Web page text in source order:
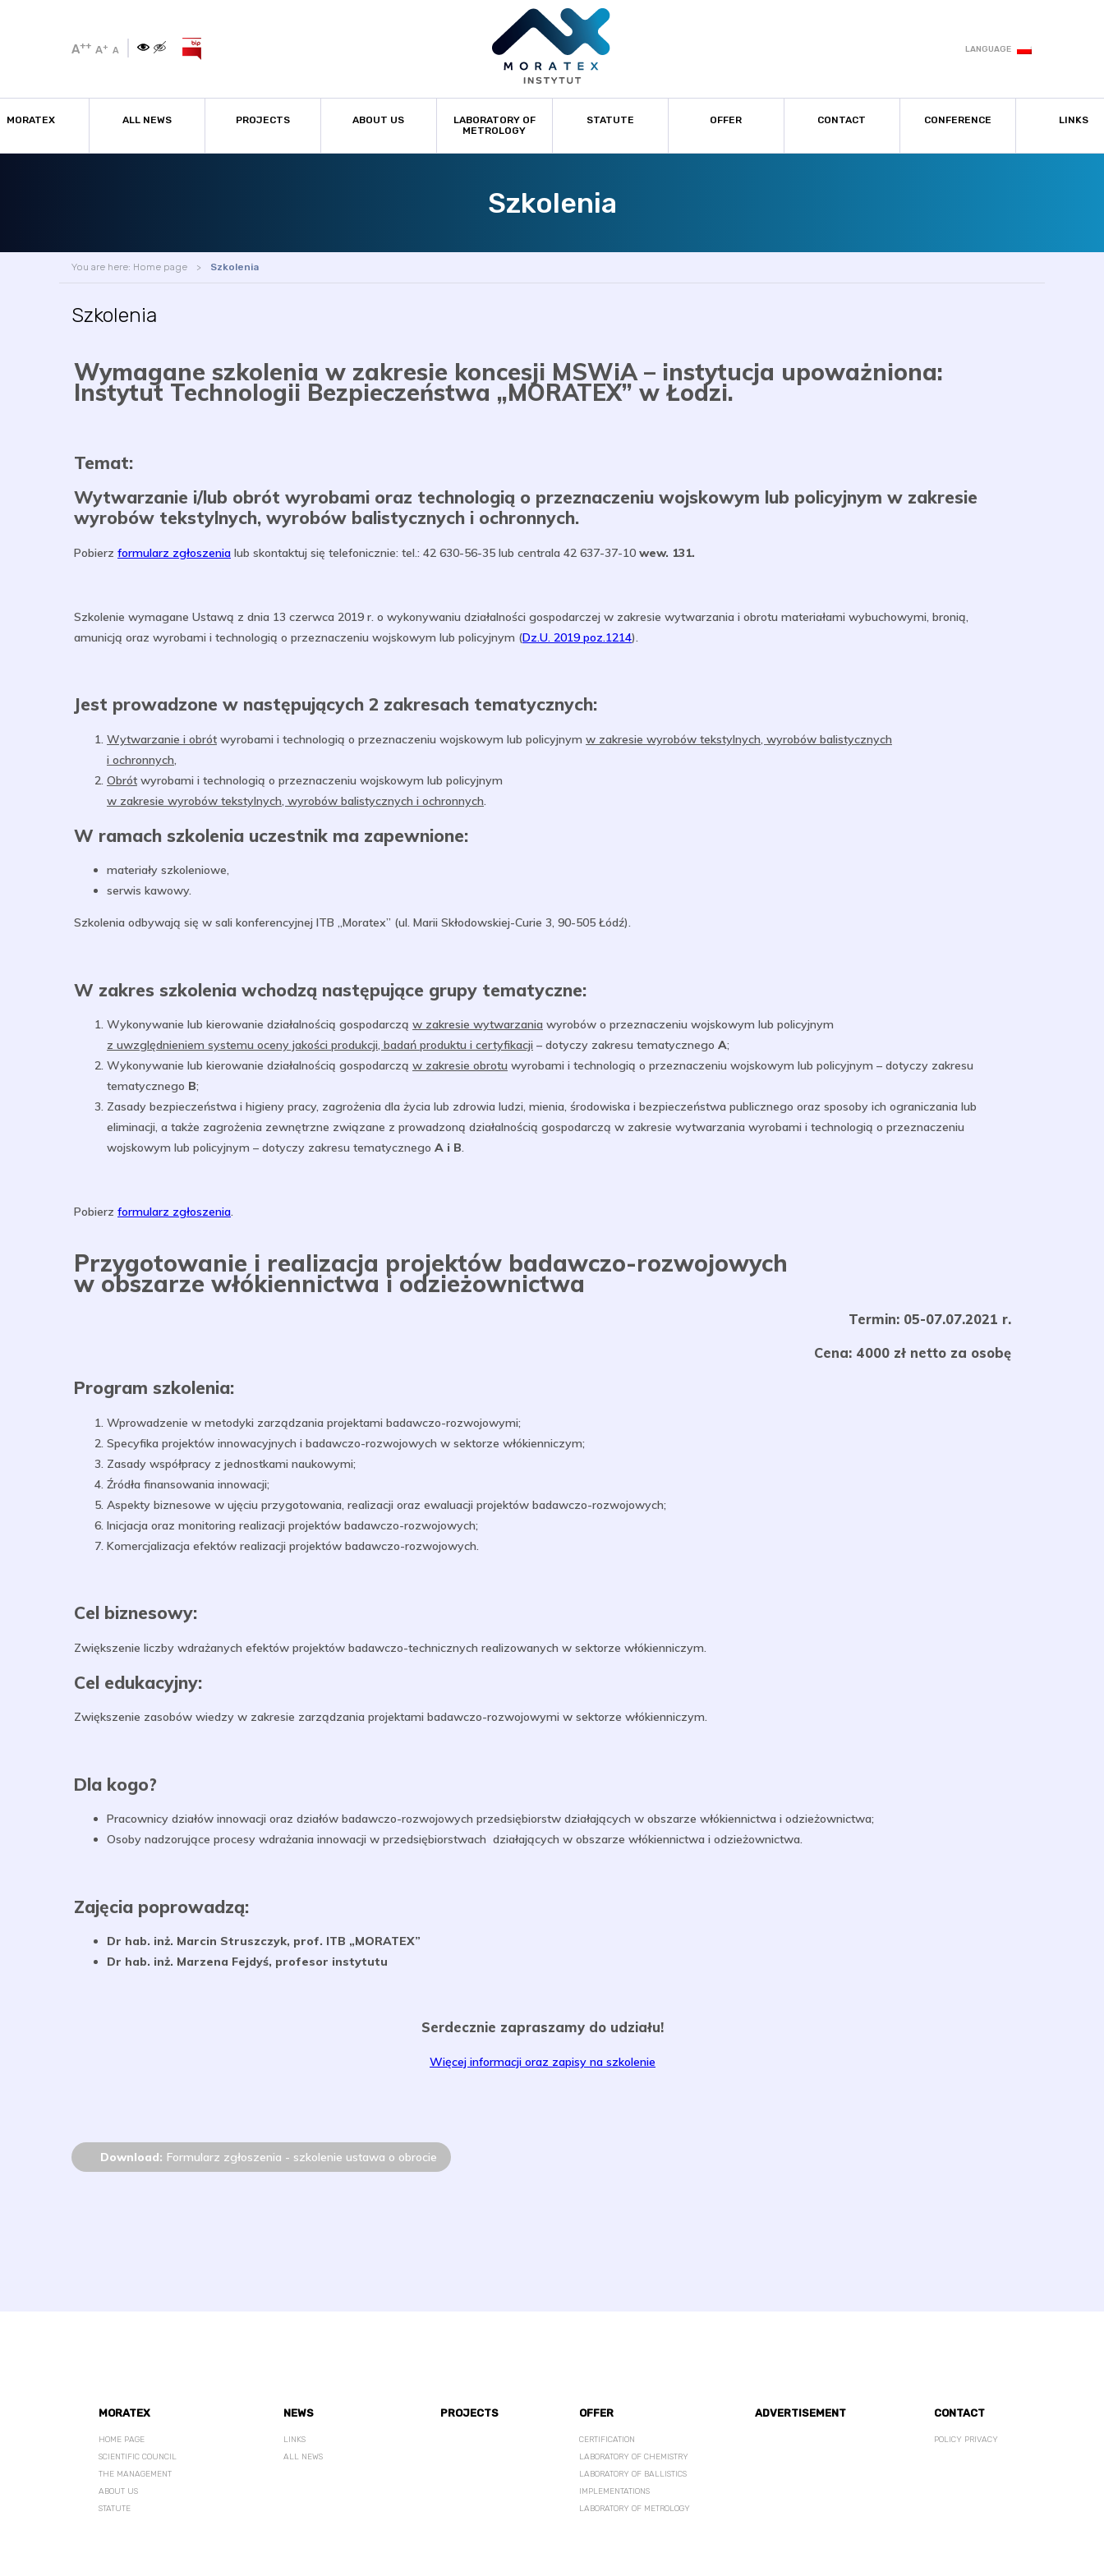
A++ A+ A LANGUAGE
MORATEX ALL NEWS PROJECTS ABOUT US
LABORATORY OF
METROLOGY
STATUTE OFFER CONTACT CONFERENCE LINKS
Szkolenia
You are here: Home page Szkolenia
Szkolenia
Wymagane szkolenia w zakresie koncesji MSWiA – instytucja upoważniona:
Instytut Technologii Bezpieczeństwa „MORATEX” w Łodzi.
Temat:
Wytwarzanie i/lub obrót wyrobami oraz technologią o przeznaczeniu wojskowym lub policyjnym w zakresie
wyrobów tekstylnych, wyrobów balistycznych i ochronnych.
Pobierz formularz zgłoszenia lub skontaktuj się telefonicznie: tel.: 42 630-56-35 lub centrala 42 637-37-10 wew. 131.
Szkolenie wymagane Ustawą z dnia 13 czerwca 2019 r. o wykonywaniu działalności gospodarczej w zakresie wytwarzania i obrotu materiałami wybuchowymi, bronią,
amunicją oraz wyrobami i technologią o przeznaczeniu wojskowym lub policyjnym (Dz.U. 2019 poz.1214).
Jest prowadzone w następujących 2 zakresach tematycznych:
Wytwarzanie i obrót wyrobami i technologią o przeznaczeniu wojskowym lub policyjnym w zakresie wyrobów tekstylnych, wyrobów balistycznych
i ochronnych,
Obrót wyrobami i technologią o przeznaczeniu wojskowym lub policyjnym
w zakresie wyrobów tekstylnych, wyrobów balistycznych i ochronnych.
W ramach szkolenia uczestnik ma zapewnione:
materiały szkoleniowe,
serwis kawowy.
Szkolenia odbywają się w sali konferencyjnej ITB „Moratex” (ul. Marii Skłodowskiej-Curie 3, 90-505 Łódź).
W zakres szkolenia wchodzą następujące grupy tematyczne:
Wykonywanie lub kierowanie działalnością gospodarczą w zakresie wytwarzania wyrobów o przeznaczeniu wojskowym lub policyjnym
z uwzględnieniem systemu oceny jakości produkcji, badań produktu i certyfikacji – dotyczy zakresu tematycznego A;
Wykonywanie lub kierowanie działalnością gospodarczą w zakresie obrotu wyrobami i technologią o przeznaczeniu wojskowym lub policyjnym – dotyczy zakresu
tematycznego B;
Zasady bezpieczeństwa i higieny pracy, zagrożenia dla życia lub zdrowia ludzi, mienia, środowiska i bezpieczeństwa publicznego oraz sposoby ich ograniczania lub
eliminacji, a także zagrożenia zewnętrzne związane z prowadzoną działalnością gospodarczą w zakresie wytwarzania wyrobami i technologią o przeznaczeniu
wojskowym lub policyjnym – dotyczy zakresu tematycznego A i B.
Pobierz formularz zgłoszenia.
Przygotowanie i realizacja projektów badawczo-rozwojowych
w obszarze włókiennictwa i odzieżownictwa
Termin: 05-07.07.2021 r.
Cena: 4000 zł netto za osobę
Program szkolenia:
Wprowadzenie w metodyki zarządzania projektami badawczo-rozwojowymi;
Specyfika projektów innowacyjnych i badawczo-rozwojowych w sektorze włókienniczym;
Zasady współpracy z jednostkami naukowymi;
Źródła finansowania innowacji;
Aspekty biznesowe w ujęciu przygotowania, realizacji oraz ewaluacji projektów badawczo-rozwojowych;
Inicjacja oraz monitoring realizacji projektów badawczo-rozwojowych;
Komercjalizacja efektów realizacji projektów badawczo-rozwojowych.
Cel biznesowy:
Zwiększenie liczby wdrażanych efektów projektów badawczo-technicznych realizowanych w sektorze włókienniczym.
Cel edukacyjny:
Zwiększenie zasobów wiedzy w zakresie zarządzania projektami badawczo-rozwojowymi w sektorze włókienniczym.
Dla kogo?
Pracownicy działów innowacji oraz działów badawczo-rozwojowych przedsiębiorstw działających w obszarze włókiennictwa i odzieżownictwa;
Osoby nadzorujące procesy wdrażania innowacji w przedsiębiorstwach działających w obszarze włókiennictwa i odzieżownictwa.
Zajęcia poprowadzą:
Dr hab. inż. Marcin Struszczyk, prof. ITB „MORATEX”
Dr hab. inż. Marzena Fejdyś, profesor instytutu
Serdecznie zapraszamy do udziału!
Więcej informacji oraz zapisy na szkolenie
Download: Formularz zgłoszenia - szkolenie ustawa o obrocie
MORATEX
HOME PAGE
SCIENTIFIC COUNCIL
THE MANAGEMENT
ABOUT US
STATUTE
NEWS
LINKS
ALL NEWS
PROJECTS OFFER
CERTIFICATION
LABORATORY OF CHEMISTRY
LABORATORY OF BALLISTICS
IMPLEMENTATIONS
LABORATORY OF METROLOGY
ADVERTISEMENT CONTACT
POLICY PRIVACY